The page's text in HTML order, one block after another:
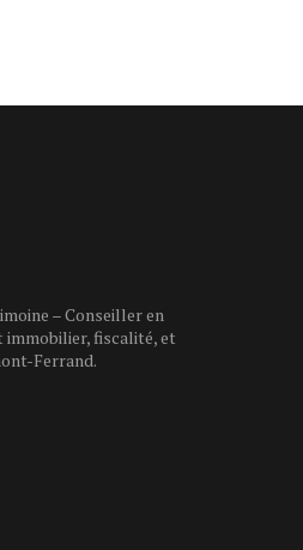
– Conseiller en
immobilier, fiscalité, et
Ferrand.